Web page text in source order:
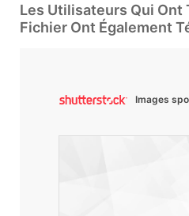
Les Utilisateurs Qui Ont
Fichier Ont Également
Images